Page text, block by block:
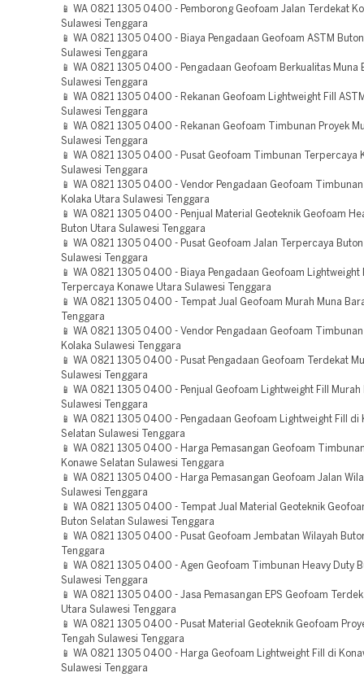
📱 WA 0821 1305 0400 - Pemborong Geofoam Jalan Terdekat
Sulawesi Tenggara
📱 WA 0821 1305 0400 - Biaya Pengadaan Geofoam ASTM
Sulawesi Tenggara
📱 WA 0821 1305 0400 - Pengadaan Geofoam Berkualitas Muna
Sulawesi Tenggara
📱 WA 0821 1305 0400 - Rekanan Geofoam Lightweight Fill
Sulawesi Tenggara
📱 WA 0821 1305 0400 - Rekanan Geofoam Timbunan Proyek
Sulawesi Tenggara
📱 WA 0821 1305 0400 - Pusat Geofoam Timbunan Terpercaya
Sulawesi Tenggara
📱 WA 0821 1305 0400 - Vendor Pengadaan Geofoam
Kolaka Utara Sulawesi Tenggara
📱 WA 0821 1305 0400 - Penjual Material Geoteknik Geofoam
Buton Utara Sulawesi Tenggara
📱 WA 0821 1305 0400 - Pusat Geofoam Jalan Terpercaya
Sulawesi Tenggara
📱 WA 0821 1305 0400 - Biaya Pengadaan Geofoam Lightweight
Terpercaya Konawe Utara Sulawesi Tenggara
📱 WA 0821 1305 0400 - Tempat Jual Geofoam Murah Muna
Tenggara
📱 WA 0821 1305 0400 - Vendor Pengadaan Geofoam Timbunan
Kolaka Sulawesi Tenggara
📱 WA 0821 1305 0400 - Pusat Pengadaan Geofoam Terdekat
Sulawesi Tenggara
📱 WA 0821 1305 0400 - Penjual Geofoam Lightweight Fill Murah
Sulawesi Tenggara
📱 WA 0821 1305 0400 - Pengadaan Geofoam Lightweight Fill di
Selatan Sulawesi Tenggara
📱 WA 0821 1305 0400 - Harga Pemasangan Geofoam
Konawe Selatan Sulawesi Tenggara
📱 WA 0821 1305 0400 - Harga Pemasangan Geofoam Jalan
Sulawesi Tenggara
📱 WA 0821 1305 0400 - Tempat Jual Material Geoteknik
Buton Selatan Sulawesi Tenggara
📱 WA 0821 1305 0400 - Pusat Geofoam Jembatan Wilayah
Tenggara
📱 WA 0821 1305 0400 - Agen Geofoam Timbunan Heavy Duty
Sulawesi Tenggara
📱 WA 0821 1305 0400 - Jasa Pemasangan EPS Geofoam
Utara Sulawesi Tenggara
📱 WA 0821 1305 0400 - Pusat Material Geoteknik Geofoam
Tengah Sulawesi Tenggara
📱 WA 0821 1305 0400 - Harga Geofoam Lightweight Fill di
Sulawesi Tenggara